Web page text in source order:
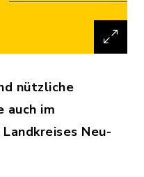
nützliche
auch im
Neu-